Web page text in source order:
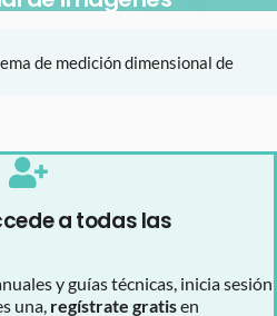
de medición dimensional de
a todas las
y guías técnicas, inicia sesión
una, regístrate gratisen